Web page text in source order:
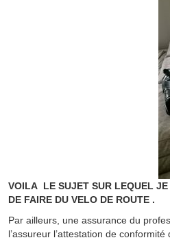
VOILA LE SUJET SUR LEQUEL JE
DE FAIRE DU VELO DE ROUTE .
Par ailleurs, une assurance du
l’assureur l’attestation de